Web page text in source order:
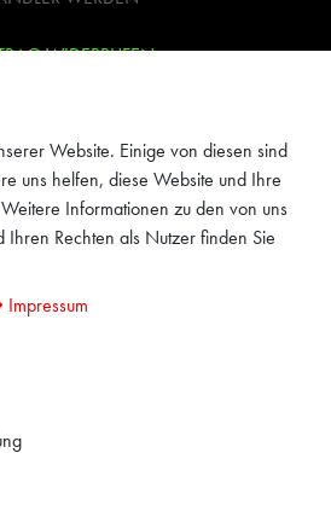
WIDERRUFEN
AGB
IMPRESSUM
Website. Einige von diesen sind
uns helfen, diese Website und Ihre
Informationen zu den von uns
Rechten als Nutzer finden Sie
Impressum